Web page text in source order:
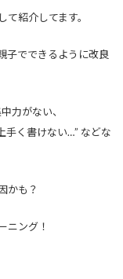
紹介してます。
子でできるように改良
力がない、
く書けない…” などな
かも？
ニング！